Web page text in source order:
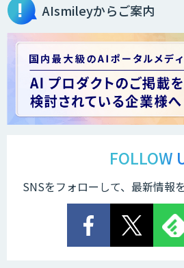
AIsmileyからご案内
FOLLOW
SNSをフォローして、最新情報